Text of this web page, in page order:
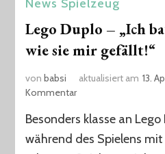
News Spielzeug
Lego Duplo – „Ich
wie sie mir gefällt!“
vonbabsi aktualisiert am 13.
Kommentarzu
Duplo
–
Besonders klasse an
während des Spielens